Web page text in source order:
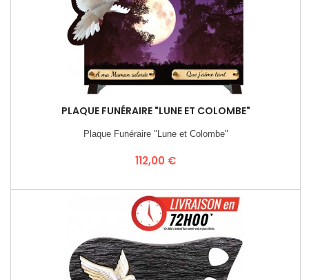
PLAQUE FUNÉRAIRE "LUNE ET COLOMBE"
Plaque Funéraire "Lune et Colombe"
Prix
112,00 €